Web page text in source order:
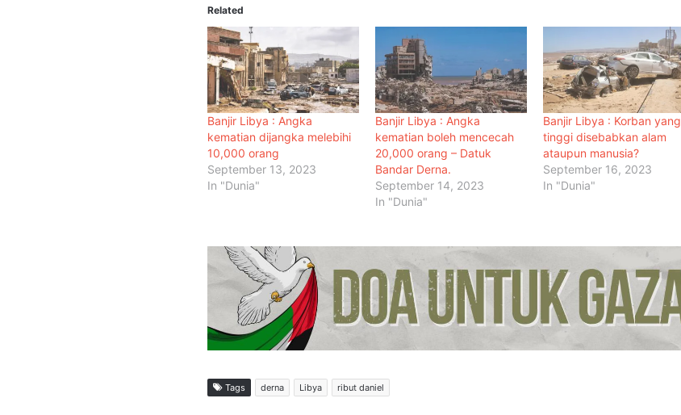
Related
Banjir Libya : Angka
kematian dijangka melebihi
10,000 orang
September 13, 2023
In "Dunia"
Banjir Libya : Angka
kematian boleh mencecah
20,000 orang – Datuk
Bandar Derna.
September 14, 2023
In "Dunia"
Banjir Libya : Korban yang
tinggi disebabkan alam
ataupun manusia?
September 16, 2023
In "Dunia"
Tags derna Libya ribut daniel
Malaysia Dipilih Jadi Tuan Rumah
Kongres Farmasi Dunia 2027
Malaysia-Hungary Perkukuh
Kerjasama Pertanian dan
Keterjaminan Makanan